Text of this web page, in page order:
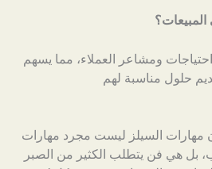
ومشاعر العملاء، مما يسهم
حلول مناسبة لهم
مهارات السيلز ليست مجرد مهارات
بل هي فن يتطلب الكثير من الصبر